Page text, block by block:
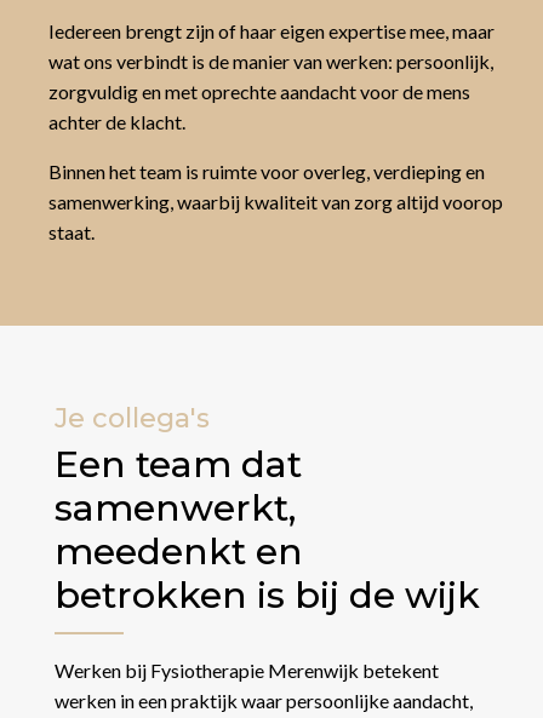
Iedereen brengt zijn of haar eigen expertise mee, maar
wat ons verbindt is de manier van werken: persoonlijk,
zorgvuldig en met oprechte aandacht voor de mens
achter de klacht.
Binnen het team is ruimte voor overleg, verdieping en
samenwerking, waarbij kwaliteit van zorg altijd voorop
staat.
Je collega's
Een team dat
samenwerkt,
meedenkt en
betrokken is bij de wijk
Werken bij Fysiotherapie Merenwijk betekent
werken in een praktijk waar persoonlijke aandacht,